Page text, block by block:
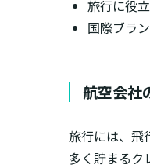
旅行に役
国際ブラ
航空会社
旅行には、飛
多く貯まるク